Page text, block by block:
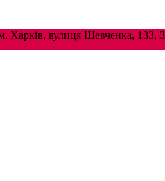
Харків, вулиця